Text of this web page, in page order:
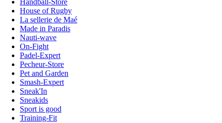
Handball-Store
House of Rugby
La sellerie de Maé
Made in Paradis
Nauti-wave
On-Fight
Padel-Expert
Pecheur-Store
Pet and Garden
Smash-Expert
Sneak'In
Sneakids
Sport is good
Training-Fit